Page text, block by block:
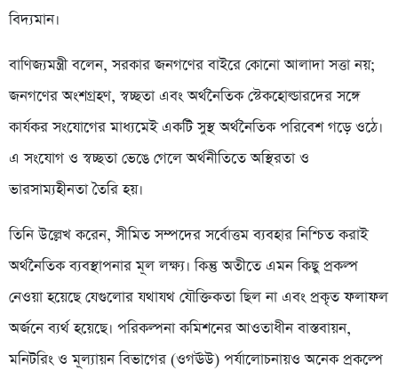
বিদ্যমান।
বাণিজ্যমন্ত্রী বলেন, সরকার জনগণের বাইরে কোনো আলাদা সত্তা নয়;
জনগণের অংশগ্রহণ, স্বচ্ছতা এবং অর্থনৈতিক স্টেকহোল্ডারদের সঙ্গে
কার্যকর সংযোগের মাধ্যমেই একটি সুস্থ অর্থনৈতিক পরিবেশ গড়ে ওঠে।
এ সংযোগ ও স্বচ্ছতা ভেঙে গেলে অর্থনীতিতে অস্থিরতা ও
ভারসাম্যহীনতা তৈরি হয়।
তিনি উল্লেখ করেন, সীমিত সম্পদের সর্বোত্তম ব্যবহার নিশ্চিত করাই
অর্থনৈতিক ব্যবস্থাপনার মূল লক্ষ্য। কিন্তু অতীতে এমন কিছু প্রকল্প
নেওয়া হয়েছে যেগুলোর যথাযথ যৌক্তিকতা ছিল না এবং প্রকৃত ফলাফল
অর্জনে ব্যর্থ হয়েছে। পরিকল্পনা কমিশনের আওতাধীন বাস্তবায়ন,
মনিটরিং ও মূল্যায়ন বিভাগের (ওগঊউ) পর্যালোচনায়ও অনেক প্রকল্পে